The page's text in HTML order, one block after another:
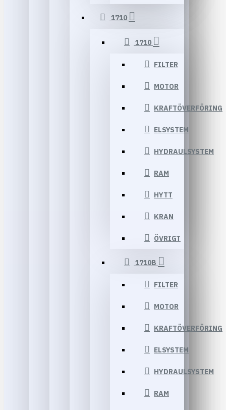
1710
1710
FILTER
MOTOR
KRAFTÖVERFÖRING
ELSYSTEM
HYDRAULSYSTEM
RAM
HYTT
KRAN
ÖVRIGT
1710B
FILTER
MOTOR
KRAFTÖVERFÖRING
ELSYSTEM
HYDRAULSYSTEM
RAM